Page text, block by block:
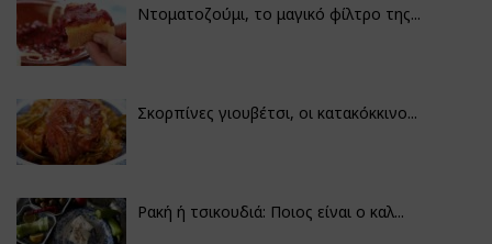
Ντοματοζούμι, το μαγικό φίλτρο της...
Σκορπίνες γιουβέτσι, οι κατακόκκινο...
Ρακή ή τσικουδιά: Ποιος είναι ο καλ...